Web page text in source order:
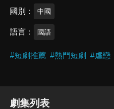
國別 中國
語言 國語
#短劇推薦 #熱門短劇 #虐戀
劇集列表